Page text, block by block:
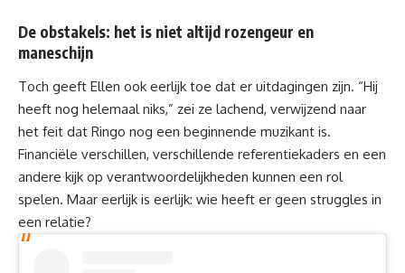
De obstakels: het is niet altijd rozengeur en
maneschijn
Toch geeft Ellen ook eerlijk toe dat er uitdagingen zijn. “Hij
heeft nog helemaal niks,” zei ze lachend, verwijzend naar
het feit dat Ringo nog een beginnende muzikant is.
Financiële verschillen, verschillende referentiekaders en een
andere kijk op verantwoordelijkheden kunnen een rol
spelen. Maar eerlijk is eerlijk: wie heeft er geen struggles in
een relatie?